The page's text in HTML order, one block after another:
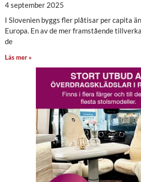
4 september 2025
I Slovenien byggs fler plåtisar per capita
Europa. En av de mer framstående
de
Läs mer »